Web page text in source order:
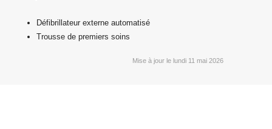
Défibrillateur externe automatisé
Trousse de premiers soins
Mise à jour le lundi 11 mai 2026